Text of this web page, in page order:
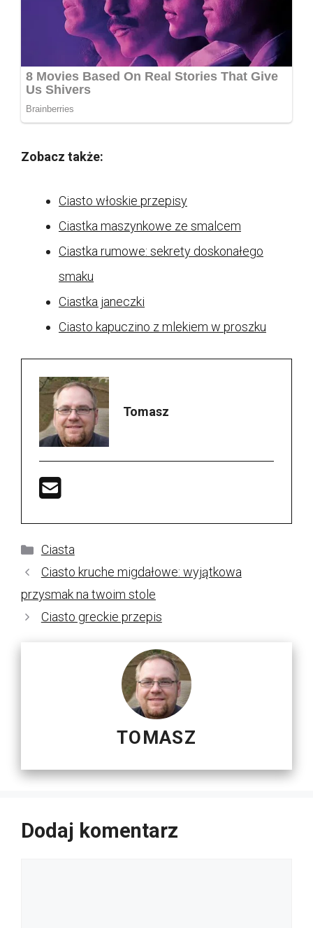
Zobacz także:
Ciasto włoskie przepisy
Ciastka maszynkowe ze smalcem
Ciastka rumowe: sekrety doskonałego
smaku
Ciastka janeczki
Ciasto kapuczino z mlekiem w proszku
Tomasz
Kategorie
Ciasta
Ciasto kruche migdałowe: wyjątkowa
przysmak na twoim stole
Ciasto greckie przepis
TOMASZ
Dodaj komentarz